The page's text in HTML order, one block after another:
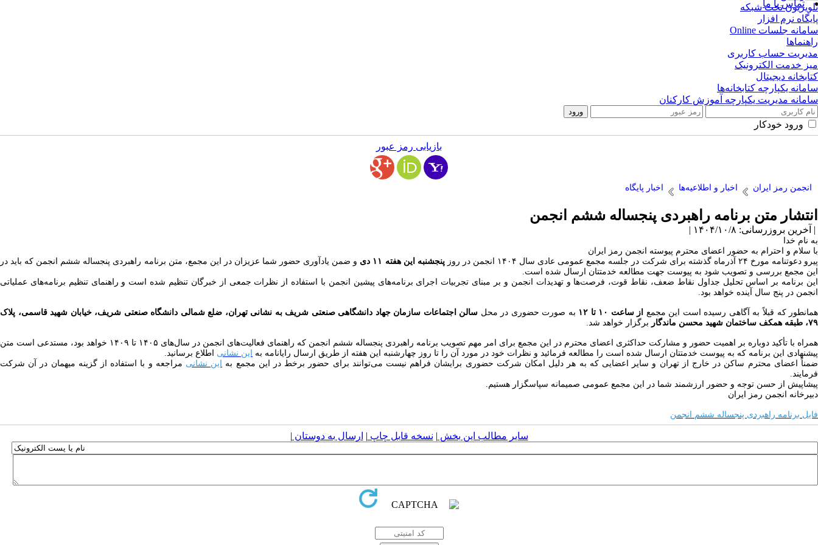
تماس با ما
تلویزیون تحت شبکه
پایگاه نرم افزار
سامانه جلسات Online
راهنماها
مدیریت حساب کاربری
میز خدمت الکترونیک
کتابخانه دیجیتال
سامانه یکپارچه کتابخانه‌ها
سامانه مدیریت یکپارچه آموزش کارکنان
ورود خودکار
بازیابی رمز عبور
انجمن رمز ایران اخبار و اطلاعیه‌ها اخبار پایگاه
انتشار متن برنامه راهبردی پنجساله ششم انجمن
| آخرین بروزرسانی: ۱۴۰۴/۱۰/۸ |
به نام خدا
با سلام و احترام به حضور اعضای محترم پیوسته انجمن رمز ایران
پیرو دعوتنامه مورخ ۲۴ آذرماه گذشته برای شرکت در جلسه مجمع عمومی عادی سال ۱۴۰۴ انجمن در روز
پنجشنبه این هفته ۱۱ دی
و ضمن یادآوری حضور شما عزیزان در این مجمع، متن برنامه راهبردی پنجساله ششم انجمن که باید در
این مجمع بررسی و تصویب شود به پیوست جهت مطالعه خدمتتان ارسال شده است.
این برنامه بر اساس تحلیل جداول نقاط ضعف، نقاط قوت، فرصت‌ها و تهدیدات انجمن و بر مبنای تجربیات اجرای برنامه‌های پیشین انجمن با استفاده از نظرات جمعی از خبرگان تنظیم شده است و راهنمای تنظیم برنامه‌های عملیاتی
انجمن در پنج سال آینده خواهد بود.
همانطور که قبلاً به آگاهی رسیده است این مجمع از ساعت ۱۰ تا ۱۲ به صورت حضوری در محل سالن اجتماعات سازمان جهاد دانشگاهی صنعتی شریف به نشانی تهران، ضلع شمالی دانشگاه صنعتی شریف، خیابان شهید قاسمی، پلاک
۷۹، طبقه همکف ساختمان شهید محسن ماندگار
برگزار خواهد شد.
همراه با تأکید دوباره بر اهمیت حضور و مشارکت حداکثری اعضای محترم در این مجمع برای امر مهم تصویب برنامه راهبردی پنجساله ششم انجمن که راهنمای فعالیت‌های انجمن در سال‌های ۱۴۰۵ تا ۱۴۰۹ خواهد بود، مستدعی است متن
پیشنهادی این برنامه که به پیوست خدمتتان ارسال شده است را مطالعه فرمائید و نظرات خود در مورد آن را تا روز چهارشنبه این هفته از طریق ارسال رایانامه به
این نشانی اطلاع برسانید.
ضمناً اعضای محترم ساکن در خارج از تهران و سایر اعضایی که به هر دلیل امکان شرکت حضوری برایشان فراهم نیست می‌توانند برای حضور برخط در این مجمع به
این نشانی مراجعه و با استفاده از گزینه میهمان در آن شرکت
فرمایند.
پیشاپیش از حسن توجه و حضور ارزشمند شما در این مجمع عمومی صمیمانه سپاسگزار هستیم.
دبیرخانه انجمن رمز ایران
فایل برنامه راهبردی پنجساله ششم انجمن
سایر مطالب این بخش | نسخه قابل چاپ | ارسال به دوستان |